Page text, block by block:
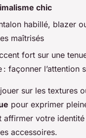
chic
habillé, blazer
maîtrisés
fort sur une
: façonner l’attention
sur les textures
pour exprimer
affirmer votre
accessoires.